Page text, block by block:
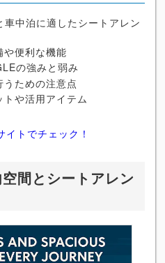
中泊に適したシートアレン
や便利な機能
の強みと弱み
ための注意点
や活用アイテム
トでチェック！
間とシートアレン